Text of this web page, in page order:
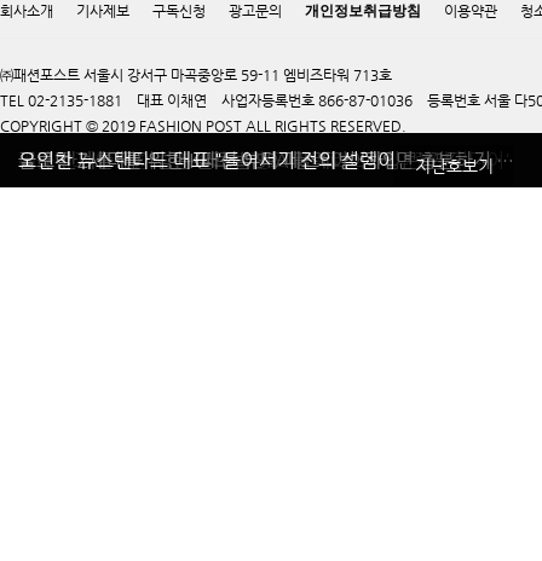
올 가을 블랙&화이트 매력에 빠지다
독보적 레그웨어 로맨틱타이거
깨끗하고 안전한 자연주의 브랜드 마마코스
국내 한계를 뛰어넘는 글로벌 SPA 플레이어 '제너럴아이디어'
글로벌 Z세대를 위한 K패션 뷰티 페스티벌 ‘하입콘’ 연다 오인찬 뉴스탠다드 대표 "들어서기 전의 설렘이면 충분하지 않은가요"
지난호보기
회사소개 기사제보 구독신청 광고문의 개인정보취급방침 이용약관 청
㈜패션포스트 서울시 강서구 마곡중앙로 59-11 엠비즈타워 713호
TEL 02-2135-1881 대표 이채연 사업자등록번호 866-87-01036 등록번호 서울 다
COPYRIGHT © 2019 FASHION POST ALL RIGHTS RESERVED.